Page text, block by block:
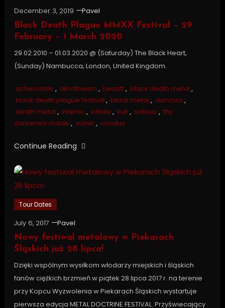
December 3, 2019
Pavel
Black Death Plague MMXX Festival – 29
February – 1 March 2020
29.02.2010 – 01.03.2020 @ (Saturday) The Black Heart,
(Sunday) Nambucca, London, United Kingdom.
acherontas , akrotheism , besatt, black death metal ,
black death plague festival , black metal , darvaza ,
death metal , inferno , infinity, kult, sidious , thy
darkened shade , volniir, voodus
Continue Reading
Tour Dates
July 6, 2017
Pavel
Nowy festiwal metalowy w Piekarach
Śląskich już 28 lipca!
Dzięki wspólnym wysiłkom włodarzy miejskich i śląskich
fanów ciężkich brzmień w piątek 28 lipca 2017 r. na terenie
przy Kopcu Wyzwolenia w Piekarach Śląskich wystartuje
pierwsza edycja METAL DOCTRINE FESTIVAL. Przyświecający